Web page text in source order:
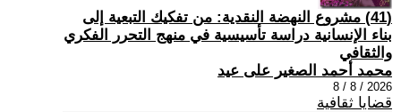
(41) مشروع النهضة النقدية: من تفكيك التبعية إلى
بناء الإنسانية دراسة تأسيسية في منهج التحرر الفكري
والثقافي
محمد أحمد الصغير على عيد
2026 / 8 / 8
قضايا ثقافية